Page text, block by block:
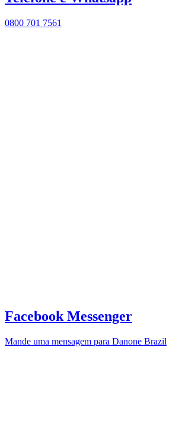
0800 701 7561
Facebook Messenger
Mande uma mensagem para Danone Brazil